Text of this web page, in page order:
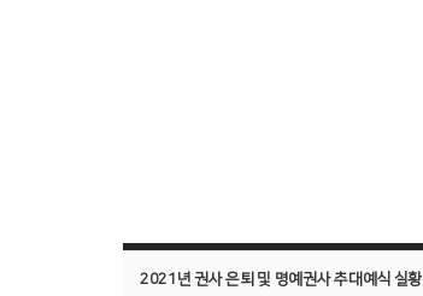
2021년 권사 은퇴 및 명예권사 추대예식 실황